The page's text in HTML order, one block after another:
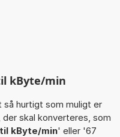
kByte/min
hurtigt som muligt er
skal konverteres, som
kByte/min' eller '67